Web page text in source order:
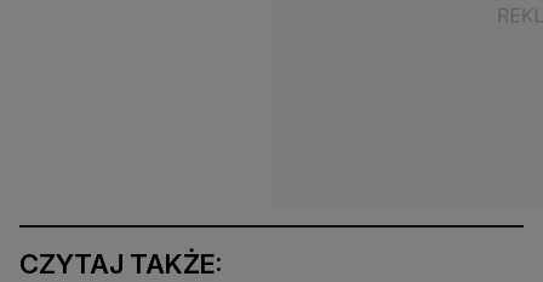
CZYTAJ TAKŻE: